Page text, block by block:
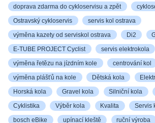
doprava zdarma do cykloservisu a zpět
Ostravský cykloservis servis kol ostrava
výměna kazety od serviskol ostrava Di2
E-TUBE PROJECT Cyclist servis elektrokola
výměna řetězu na jízdním kole centrování kol
výměna plášťů na kole Dětská kola
Horská kola Gravel kola Silniční kola
Cyklistika Výběr kola Kvalita Servis
bosch eBike upínací kleště ruční výroba